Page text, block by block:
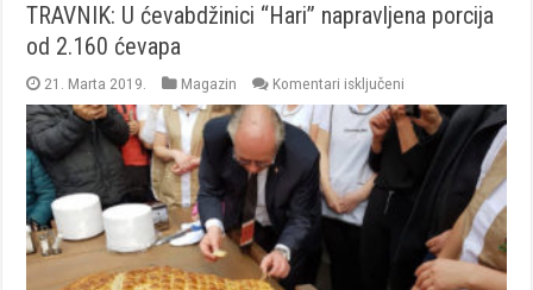
TRAVNIK: U ćevabdžinici “Hari” napravljena porcija
od 2.160 ćevapa
21. Marta 2019. Magazin Komentari isključeni
TRAVNIK:
U
ćevabdžinici
“Hari”
napravljena
2.160
ćevapa